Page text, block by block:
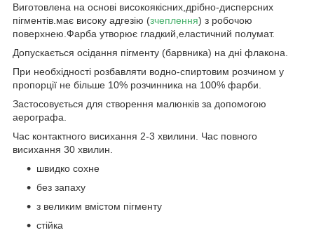
Виготовлена на основі високоякісних,дрібно-дисперсних
пігментів.має високу адгезію (зчеплення) з робочою
поверхнею.Фарба утворює гладкий,еластичний полумат.
Допускається осідання пігменту (барвника) на дні флакона.
При необхідності розбавляти водно-спиртовим розчином у
пропорції не більше 10% розчинника на 100% фарби.
Застосовується для створення малюнків за допомогою
аерографа.
Час контактного висихання 2-3 хвилини. Час повного
висихання 30 хвилин.
швидко сохне
без запаху
з великим вмістом пігменту
стійка